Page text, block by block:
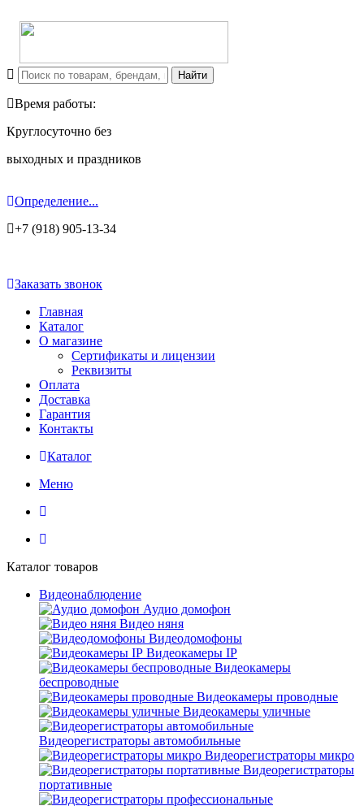
Время работы:
Круглосуточно без
выходных и праздников
Определение...
+7 (918) 905-13-34
Заказать звонок
Главная
Каталог
О магазине
Сертификаты и лицензии
Реквизиты
Оплата
Доставка
Гарантия
Контакты
Каталог
Меню
Каталог товаров
Видеонаблюдение
Аудио домофон
Видео няня
Видеодомофоны
Видеокамеры IP
Видеокамеры
беспроводные
Видеокамеры проводные
Видеокамеры уличные
Видеорегистраторы автомобильные
Видеорегистраторы микро
Видеорегистраторы
портативные